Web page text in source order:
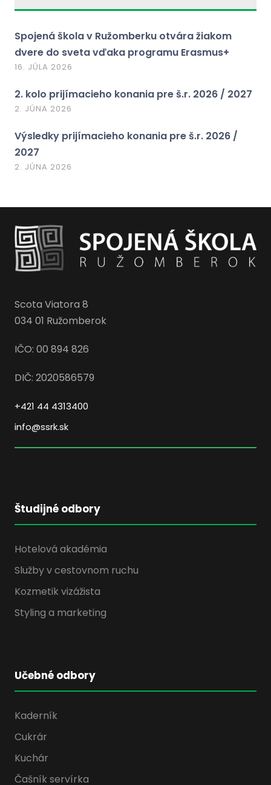
Spojená škola v Ružomberku otvára žiakom
dvere do sveta vďaka programu Erasmus+
16. JÚLA 2026
2. kolo prijímacieho konania pre š.r. 2026 / 2027
2. JÚNA 2026
Výsledky prijímacieho konania pre š.r. 2026 /
2027
2. JÚNA 2026
Scota Viatora 8
034 01 Ružomberok
IČO: 00 894 826
DIČ: 2020586579
+421 44 4313400
info@ssrk.sk
Študijné odbory
Hotelová akadémia
Služby v cestovnom ruchu
Kozmetik vizážista
Styling a marketing
Učebné odbory
Kaderník
Cukrár
Kuchár
Čašník servírka